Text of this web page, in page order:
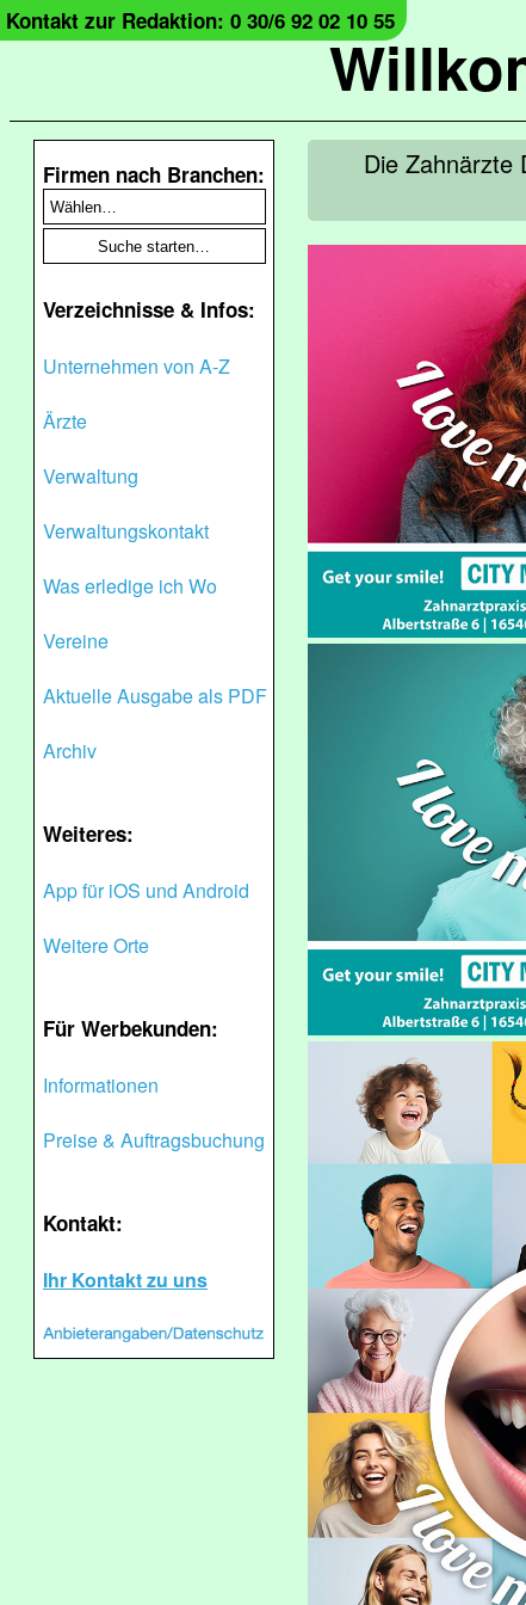
Kontakt zur Redaktion: 0 30/6 92 02 10 55
Firmen nach Branchen:
Verzeichnisse & Infos:
Unternehmen von A-Z
Ärzte
Verwaltung
Verwaltungskontakt
Was erledige ich Wo
Vereine
Aktuelle Ausgabe als PDF
Archiv
Weiteres:
App für iOS und Android
Weitere Orte
Für Werbekunden:
Informationen
Preise & Auftragsbuchung
Kontakt:
Ihr Kontakt zu uns
Die Zahnärzte